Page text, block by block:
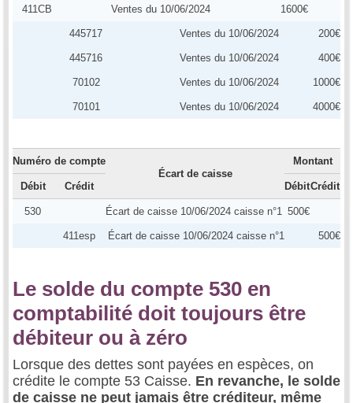
411CB Ventes du 10/06/2024 1600€
445717 Ventes du 10/06/2024 200€
445716 Ventes du 10/06/2024 400€
70102 Ventes du 10/06/2024 1000€
70101 Ventes du 10/06/2024 4000€
Numéro de compte
Écart de caisse
Montant
Débit Crédit DébitCrédit
530 Écart de caisse 10/06/2024 caisse n°1 500€
411esp Écart de caisse 10/06/2024 caisse n°1 500€
Le solde du compte 530 en
comptabilité doit toujours être
débiteur ou à zéro
Lorsque des dettes sont payées en espèces, on
crédite le compte 53 Caisse. En revanche, le solde
de caisse ne peut jamais être créditeur, même